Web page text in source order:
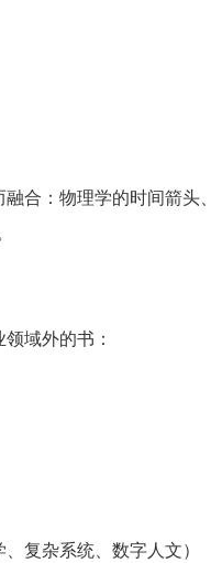
合：物理学的时间箭
域外的书：
复杂系统、数字人文）